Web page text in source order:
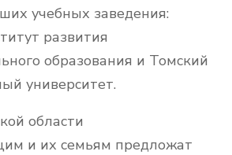
учебных заведения:
развития
образования и Томский
университет.
области
и их семьям предложат